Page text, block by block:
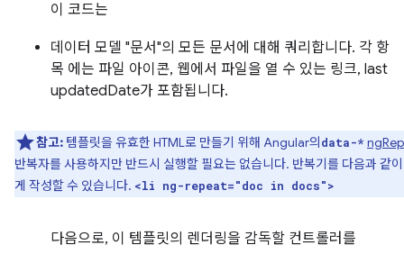
이 코드는
데이터 모델 "문서"의 모든 문서에 대해 쿼리합니다. 각 항
목 에는 파일 아이콘, 웹에서 파일을 열 수 있는 링크, last
updatedDate가 포함됩니다.
참고: 템플릿을 유효한 HTML로 만들기 위해 Angular의 data-*
반복자를 사용하지만 반드시 실행할 필요는 없습니다. 반복기를 다음과 같
게 작성할 수 있습니다. <li ng-repeat="doc in docs">
다음으로, 이 템플릿의 렌더링을 감독할 컨트롤러를